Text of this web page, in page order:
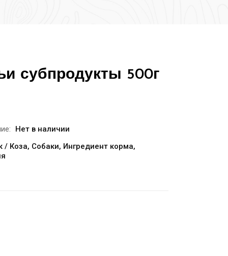
субпродукты 500г
Нет в наличии
/ Коза, Собаки, Ингредиент корма,